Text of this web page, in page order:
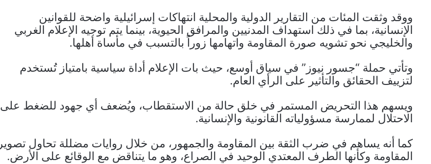
ووقد وثقت المئات من التقارير الدولية والمحلية انتهاكات إسرائيلية واضحة للقوانين
الإنسانية، بما في ذلك استهداف المدنيين والمرافق الحيوية، بينما يتم توجيه الإعلام الغربي
والخليجي نحو تشويه صورة المقاومة واتهامها زوراً بالتسبب في مأساة أهلها.
وتأتي حملة “جسور نيوز” في سياق أوسع، حيث بات الإعلام أداة سياسية بامتياز تُستخدم
لتزييف الحقائق والتأثير على الرأي العام.
ويسهم هذا التحريض المستمر في خلق حالة من الاستقطاب، ويُضعف أي جهود للضغط على
الاحتلال لممارسة مسؤولياته القانونية والإنسانية.
كما أنه يساهم في ضرب الثقة بين المقاومة والجمهور، من خلال روايات مضللة تحاول تصوير
المقاومة وكأنها الطرف المعتدي الوحيد في الصراع، وهو ما يتناقض مع الوقائع على الأرض.